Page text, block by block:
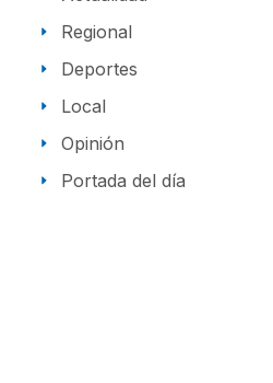
Regional
Deportes
Local
Opinión
Portada del día